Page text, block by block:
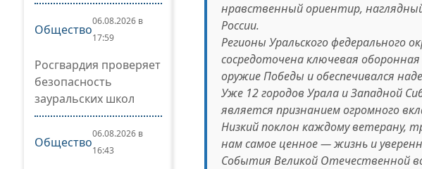
Общество
06.08.2026 в
17:59
Росгвардия проверяет
безопасность
зауральских школ
Общество
06.08.2026 в
16:43
нравственный ориентир,
России.
Регионы Уральского федерального
сосредоточена ключевая
оружие Победы и обеспечивался
Уже 12 городов Урала и Западной
является признанием огромного
Низкий поклон каждому ветерану,
нам самое ценное — жизнь и
События Великой Отечественной